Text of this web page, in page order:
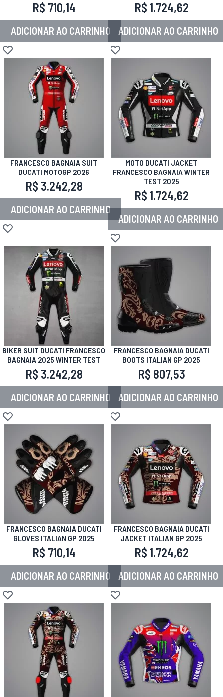
R$ 710,14
ADICIONAR AO CARRINHO
Adicionar à lista de desejos
R$ 1.724,62
ADICIONAR AO CARRINHO
Adicionar à lista de desejos
FRANCESCO BAGNAIA SUIT
DUCATI MOTOGP 2026
R$ 3.242,28
ADICIONAR AO CARRINHO
Adicionar à lista de desejos
MOTO DUCATI JACKET
FRANCESCO BAGNAIA WINTER
TEST 2025
R$ 1.724,62
ADICIONAR AO CARRINHO
Adicionar à lista de desejos
BIKER SUIT DUCATI FRANCESCO
BAGNAIA 2025 WINTER TEST
R$ 3.242,28
ADICIONAR AO CARRINHO
Adicionar à lista de desejos
FRANCESCO BAGNAIA DUCATI
BOOTS ITALIAN GP 2025
R$ 807,53
ADICIONAR AO CARRINHO
Adicionar à lista de desejos
FRANCESCO BAGNAIA DUCATI
GLOVES ITALIAN GP 2025
R$ 710,14
ADICIONAR AO CARRINHO
Adicionar à lista de desejos
FRANCESCO BAGNAIA DUCATI
JACKET ITALIAN GP 2025
R$ 1.724,62
ADICIONAR AO CARRINHO
Adicionar à lista de desejos